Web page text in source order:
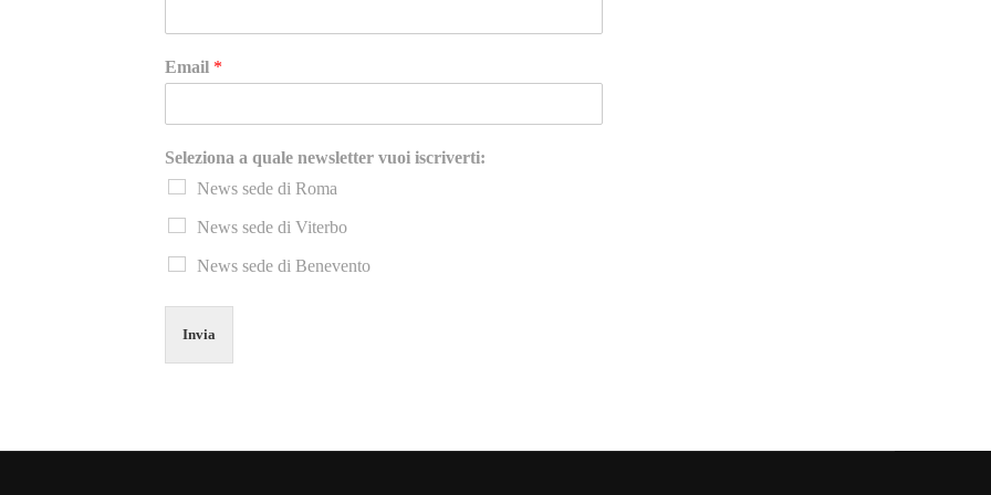
Email *
Seleziona a quale newsletter vuoi iscriverti:
News sede di Roma
News sede di Viterbo
News sede di Benevento
Invia